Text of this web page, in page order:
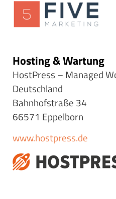
Hosting & Wartung
HostPress – Managed
Deutschland
Bahnhofstraße 34
66571 Eppelborn
www.hostpress.de